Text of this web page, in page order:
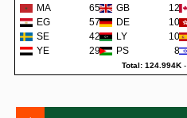
MA
658 GB 127
EG
579 DE 107
SE
422 LY 105
YE
290 PS 80
Total: 124.994K-